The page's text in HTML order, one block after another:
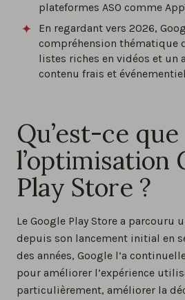
plateformes ASO comme
En regardant vers 2026,
compréhension thématique
listes riches en vidéos et un
contenu frais et
Qu’est-ce que
l’optimisation
Play Store ?
Le Google Play Store a parcouru
depuis son lancement initial en
des années, Google l’a
pour améliorer l’expérience
particulièrement, améliorer la